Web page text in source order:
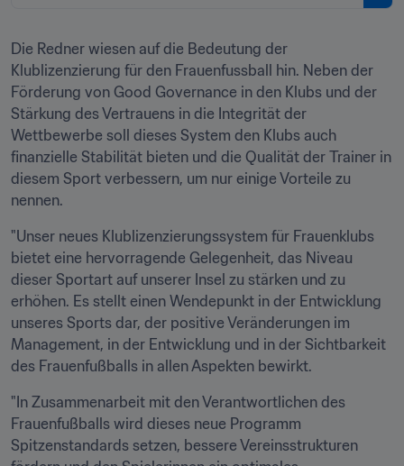
Die Redner wiesen auf die Bedeutung der
Klublizenzierung für den Frauenfussball hin. Neben der
Förderung von Good Governance in den Klubs und der
Stärkung des Vertrauens in die Integrität der
Wettbewerbe soll dieses System den Klubs auch
finanzielle Stabilität bieten und die Qualität der Trainer in
diesem Sport verbessern, um nur einige Vorteile zu
nennen.
"Unser neues Klublizenzierungssystem für Frauenklubs
bietet eine hervorragende Gelegenheit, das Niveau
dieser Sportart auf unserer Insel zu stärken und zu
erhöhen. Es stellt einen Wendepunkt in der Entwicklung
unseres Sports dar, der positive Veränderungen im
Management, in der Entwicklung und in der Sichtbarkeit
des Frauenfußballs in allen Aspekten bewirkt.
"In Zusammenarbeit mit den Verantwortlichen des
Frauenfußballs wird dieses neue Programm
Spitzenstandards setzen, bessere Vereinsstrukturen